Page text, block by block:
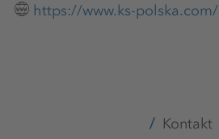
https://www.ks-polska.com/
Kontakt